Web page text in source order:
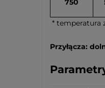
750
* temperatura
Przyłącza: